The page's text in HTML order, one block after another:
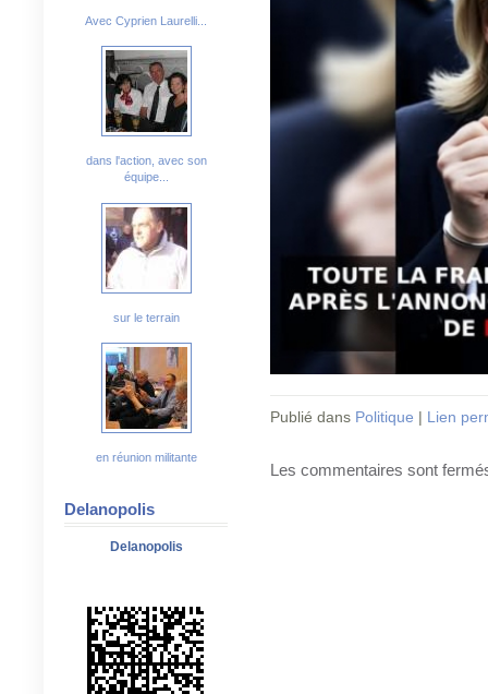
Avec Cyprien Laurelli...
dans l'action, avec son
équipe...
sur le terrain
en réunion militante
Delanopolis
Delanopolis
Publié dans Politique Lien
Les commentaires sont